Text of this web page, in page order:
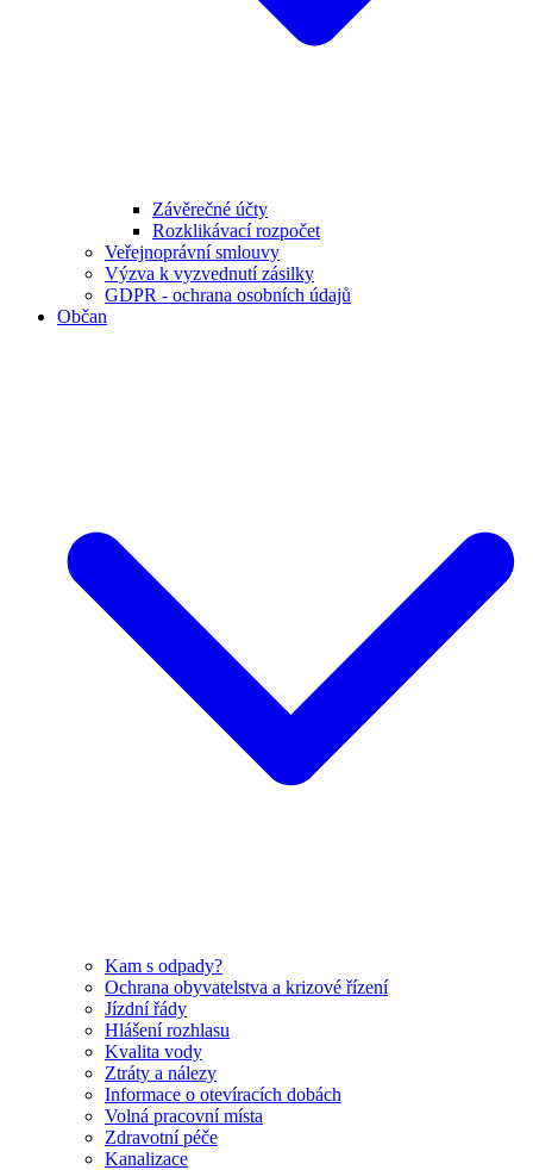
Závěrečné účty
Rozklikávací rozpočet
Veřejnoprávní smlouvy
Výzva k vyzvednutí zásilky
GDPR - ochrana osobních údajů
Občan
Kam s odpady?
Ochrana obyvatelstva a krizové řízení
Jízdní řády
Hlášení rozhlasu
Kvalita vody
Ztráty a nálezy
Informace o otevíracích dobách
Volná pracovní místa
Zdravotní péče
Kanalizace